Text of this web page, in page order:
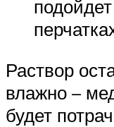
Раствор
влажно –
будет